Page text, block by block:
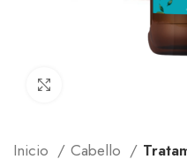
Inicio Cabello